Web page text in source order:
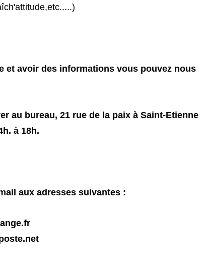
et avoir des informations vous pouvez nous
au bureau, 21 rue de la paix à Saint-Etienne
à 18h.
aux adresses suivantes :